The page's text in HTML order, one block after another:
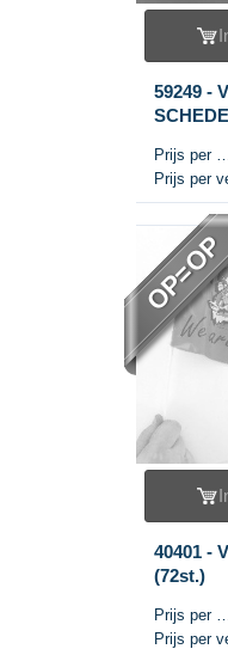
59249 -
Prijs
Prijs per
OP=OP
40401 -
(72st.)
Prijs
Prijs per